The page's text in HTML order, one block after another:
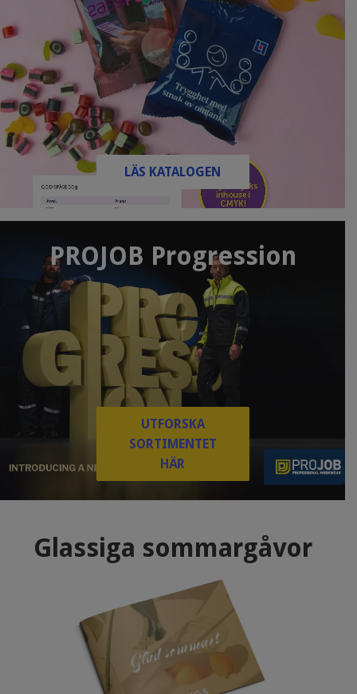
LÄS KATALOGEN
PROJOB Progression
UTFORSKA
SORTIMENTET
HÄR
Glassiga sommargåvor